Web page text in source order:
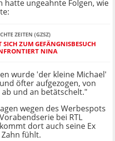
ungeahnte Folgen, wie
ZEITEN (GZSZ)
SICH ZUM GEFÄNGNISBESUCH
NINA
wurde 'der kleine Michael'
öfter aufgezogen, von
und an betätschelt."
wegen des Werbespots
bei RTL
dort auch seine Ex
fühlt.